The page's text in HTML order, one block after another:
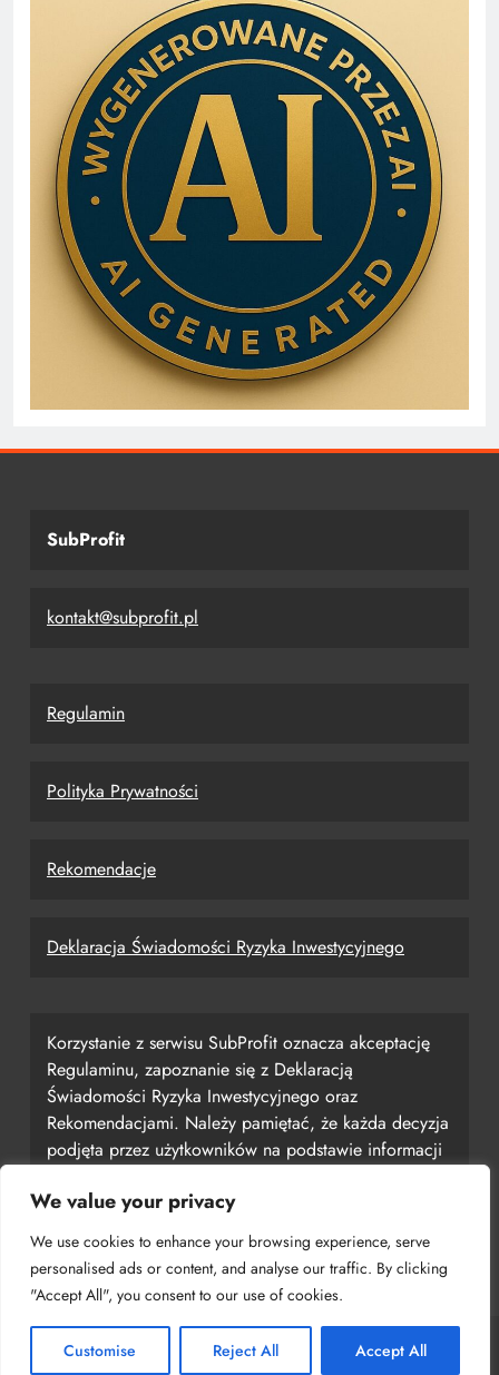
We value your privacy
We use cookies to enhance your browsing experience, serve
personalised ads or content, and analyse our traffic. By clicking
"Accept All", you consent to our use of cookies.
Customise Reject All Accept All
SubProfit
kontakt@subprofit.pl
Regulamin
Polityka Prywatności
Rekomendacje
Deklaracja Świadomości Ryzyka Inwestycyjnego
Korzystanie z serwisu SubProfit oznacza akceptację
Regulaminu, zapoznanie się z Deklaracją
Świadomości Ryzyka Inwestycyjnego oraz
Rekomendacjami. Należy pamiętać, że każda decyzja
podjęta przez użytkowników na podstawie informacji
odpowiedzialnością, a serwis SubProfit nie ponosi za
nią odpowiedzialności.
Copyright © 2024 SubProfit Powered By BlazeThemes